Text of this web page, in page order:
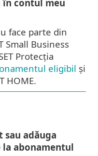
în contul meu
face parte din
Small Business
Protecția
eligibil și
HOME.
adăuga
abonamentul